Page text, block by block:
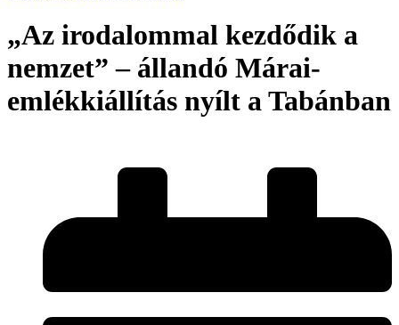
„Az irodalommal kezdődik a
nemzet” – állandó Márai-
emlékkiállítás nyílt a Tabánban